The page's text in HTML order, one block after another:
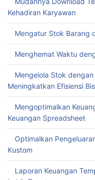
Kehadiran Karyawan
Mengatur Stok Barang
Menghemat Waktu
Mengelola Stok
Meningkatkan Efisiensi
Mengoptimalkan
Keuangan Spreadsheet
Optimalkan
Kustom
Laporan Keuangan